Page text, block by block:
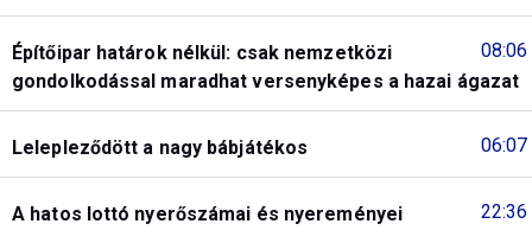
08:06
Építőipar határok nélkül: csak nemzetközi
gondolkodással maradhat versenyképes a hazai ágazat
06:07
Lelepleződött a nagy bábjátékos
22:36
A hatos lottó nyerőszámai és nyereményei